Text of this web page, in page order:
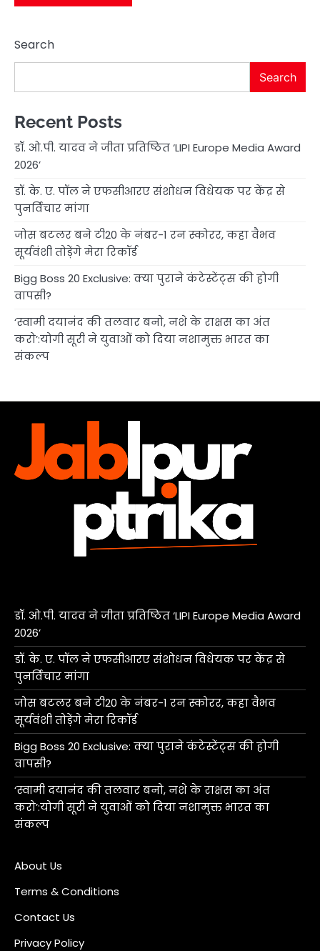
Search
Search
Recent Posts
डॉ. ओ.पी. यादव ने जीता प्रतिष्ठित ‘LIPI Europe Media Award
2026’
डॉ. के. ए. पॉल ने एफसीआरए संशोधन विधेयक पर केंद्र से
पुनर्विचार मांगा
जोस बटलर बने टी20 के नंबर-1 रन स्कोरर, कहा वैभव
सूर्यवंशी तोड़ेंगे मेरा रिकॉर्ड
Bigg Boss 20 Exclusive: क्या पुराने कंटेस्टेंट्स की होगी
वापसी?
‘स्वामी दयानंद की तलवार बनो, नशे के राक्षस का अंत
करो’:योगी सूरी ने युवाओं को दिया नशामुक्त भारत का
संकल्प
डॉ. ओ.पी. यादव ने जीता प्रतिष्ठित ‘LIPI Europe Media Award
2026’
डॉ. के. ए. पॉल ने एफसीआरए संशोधन विधेयक पर केंद्र से
पुनर्विचार मांगा
जोस बटलर बने टी20 के नंबर-1 रन स्कोरर, कहा वैभव
सूर्यवंशी तोड़ेंगे मेरा रिकॉर्ड
Bigg Boss 20 Exclusive: क्या पुराने कंटेस्टेंट्स की होगी
वापसी?
‘स्वामी दयानंद की तलवार बनो, नशे के राक्षस का अंत
करो’:योगी सूरी ने युवाओं को दिया नशामुक्त भारत का
संकल्प
About Us
Terms & Conditions
Contact Us
Privacy Policy